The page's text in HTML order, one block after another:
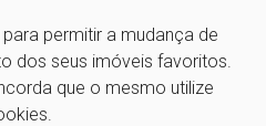
permitir a mudança de
dos seus imóveis favoritos.
que o mesmo utilize